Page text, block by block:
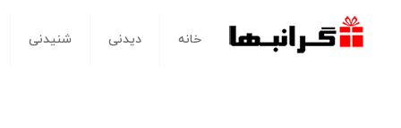
خانه دیدنی شنیدنی